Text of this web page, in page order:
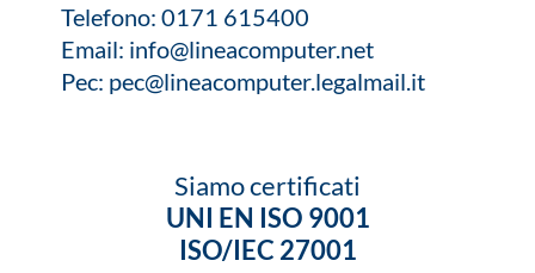
Telefono: 0171 615400
Email: info@lineacomputer.net
Pec: pec@lineacomputer.legalmail.it
Siamo certificati
UNI EN ISO 9001
ISO/IEC 27001